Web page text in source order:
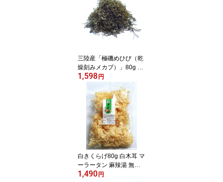
三陸産「極磯めひび（乾
燥刻みメカブ）」80g ワ
カメ めかぶ メカブ メヒ
ビ フコイダン ヘルシー
健康 ダイエット 無添加
ミネラル 海藻 三陸
1,598 円
白きくらげ80g 白木耳 マ
ーラータン 麻辣湯 無農
薬 銀耳 キクラゲ 食物繊
1,490 円